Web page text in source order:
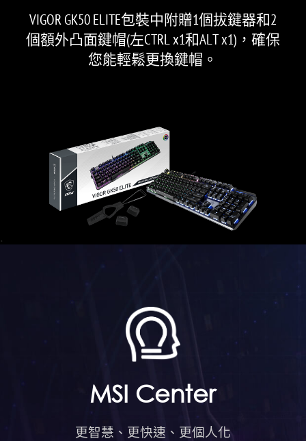
VIGOR GK50 ELITE包裝中附贈1個拔鍵器和2
個額外凸面鍵帽(左CTRL x1和ALT x1)，確保
您能輕鬆更換鍵帽。
.
MSI Center
更智慧、更快速、更個人化